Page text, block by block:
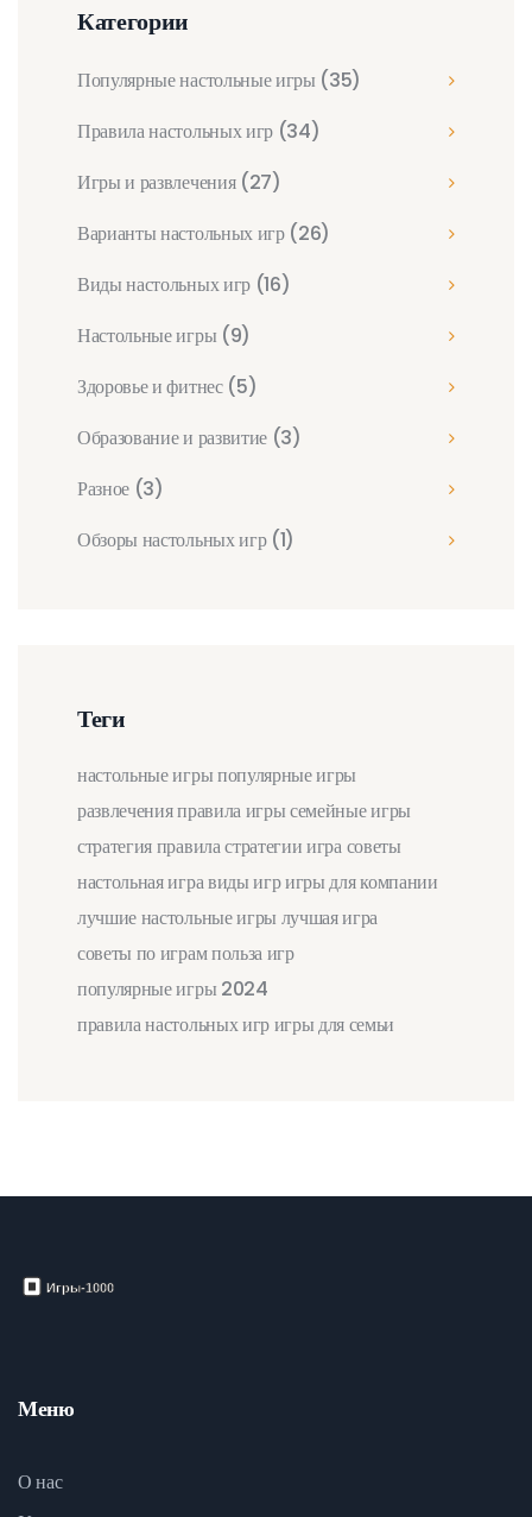
Категории
Популярные настольные игры (35)
Правила настольных игр (34)
Игры и развлечения (27)
Варианты настольных игр (26)
Виды настольных игр (16)
Настольные игры (9)
Здоровье и фитнес (5)
Образование и развитие (3)
Разное (3)
Обзоры настольных игр (1)
Теги
настольные игрыпопулярные игры
развлеченияправила игрысемейные игры
стратегияправиластратегиииграсоветы
настольная игравиды игригры для компании
лучшие настольные игры лучшая игра
советы по игрампольза игр
популярные игры 2024
правила настольных игригры для семьи
Меню
О нас